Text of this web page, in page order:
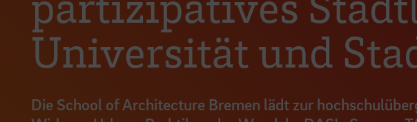
Universität und
Die School of Architecture Bremen lädt zur